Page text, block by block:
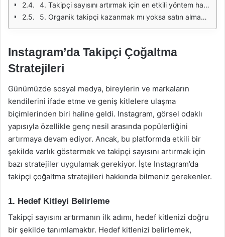
4. Takipçi sayısını artırmak için en etkili yöntem hangisidir?
5. Organik takipçi kazanmak mı yoksa satın almak mı daha iyidir?
Instagram’da Takipçi Çoğaltma
Stratejileri
Günümüzde sosyal medya, bireylerin ve markaların
kendilerini ifade etme ve geniş kitlelere ulaşma
biçimlerinden biri haline geldi. Instagram, görsel odaklı
yapısıyla özellikle genç nesil arasında popülerliğini
artırmaya devam ediyor. Ancak, bu platformda etkili bir
şekilde varlık göstermek ve takipçi sayısını artırmak için
bazı stratejiler uygulamak gerekiyor. İşte Instagram’da
takipçi çoğaltma stratejileri hakkında bilmeniz gerekenler.
1. Hedef Kitleyi Belirleme
Takipçi sayısını artırmanın ilk adımı, hedef kitlenizi doğru
bir şekilde tanımlamaktır. Hedef kitlenizi belirlemek,